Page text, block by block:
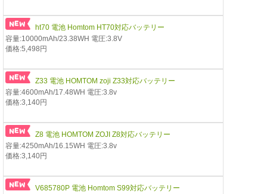
ht70 電池 Homtom HT70対応バッテリー
容量:10000mAh/23.38WH 電圧:3.8V
価格:5,498円
Z33 電池 HOMTOM zoji Z33対応バッテリー
容量:4600mAh/17.48WH 電圧:3.8v
価格:3,140円
Z8 電池 HOMTOM ZOJI Z8対応バッテリー
容量:4250mAh/16.15WH 電圧:3.8v
価格:3,140円
V685780P 電池 Homtom S99対応バッテリー